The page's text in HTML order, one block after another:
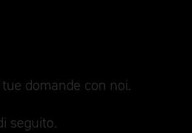
domande con noi.
seguito.